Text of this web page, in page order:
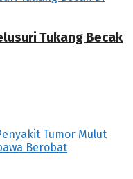
Tukang Becak